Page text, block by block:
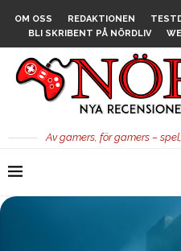
OM OSS REDAKTIONEN
BLI SKRIBENT PÅ NÖRDLIV
Av gamers, för gamers –